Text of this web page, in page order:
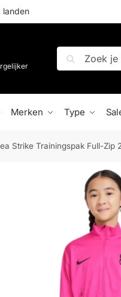
landen
Zoeken
Merken Type
Strike Trainingspak Full-Zip